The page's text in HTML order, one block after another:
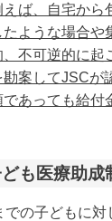
ば、自宅から
ような場合や
不可逆的に起
案してJSCが
であっても給付
ども医療助
の子どもに対